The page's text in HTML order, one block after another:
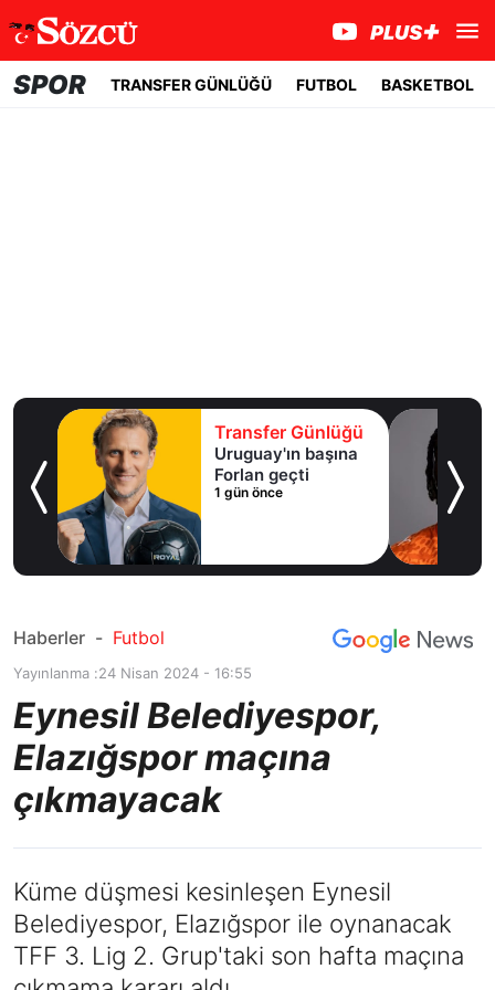
SPOR TRANSFER GÜNLÜĞÜ FUTBOL BASKETBOL
Transfer Günlüğü
Uruguay'ın başına
Forlan geçti
1 gün önce
Haberler - Futbol
Yayınlanma :24 Nisan 2024 - 16:55
Eynesil Belediyespor,
Elazığspor maçına
çıkmayacak
Küme düşmesi kesinleşen Eynesil
Belediyespor, Elazığspor ile oynanacak
TFF 3. Lig 2. Grup'taki son hafta maçına